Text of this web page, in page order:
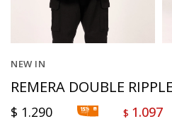
NEW IN
REMERA DOUBLE
$ 1.290 $ 1.097